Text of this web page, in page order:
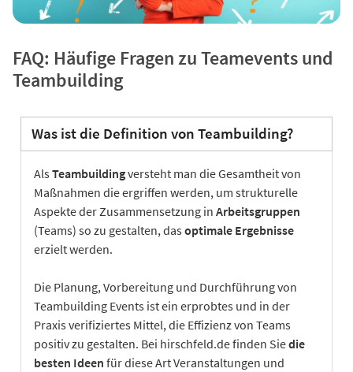
FAQ: Häufige Fragen zu Teamevents und
Teambuilding
Was ist die Definition von Teambuilding?
AlsTeambuildingversteht man die Gesamtheit von
Maßnahmen die ergriffen werden, um strukturelle
Aspekte der Zusammensetzung in Arbeitsgruppen
(Teams) so zu gestalten, dasoptimale Ergebnisse
erzielt werden.
Die Planung, Vorbereitung und Durchführung von
Teambuilding Events ist ein erprobtes und in der
Praxis verifiziertes Mittel, die Effizienz von Teams
positiv zu gestalten. Bei hirschfeld.de finden Siedie
besten Ideen für diese Art Veranstaltungen und